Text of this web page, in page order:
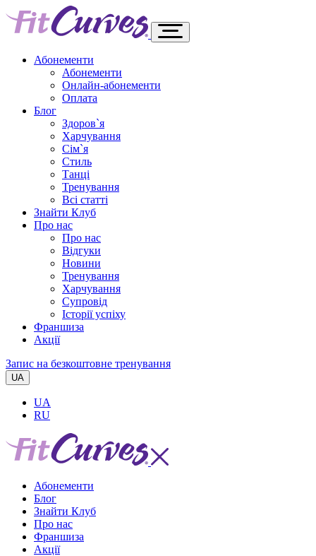
Абонементи
Абонементи
Онлайн-абонементи
Оплата
Блог
Здоров`я
Харчування
Сім`я
Стиль
Танці
Тренування
Всі статті
Знайти Клуб
Про нас
Про нас
Відгуки
Новини
Тренування
Харчування
Супровід
Історії успіху
Франшиза
Акції
Запис на безкоштовне тренування
UA
UA
RU
Абонементи
Блог
Знайти Клуб
Про нас
Франшиза
Акції